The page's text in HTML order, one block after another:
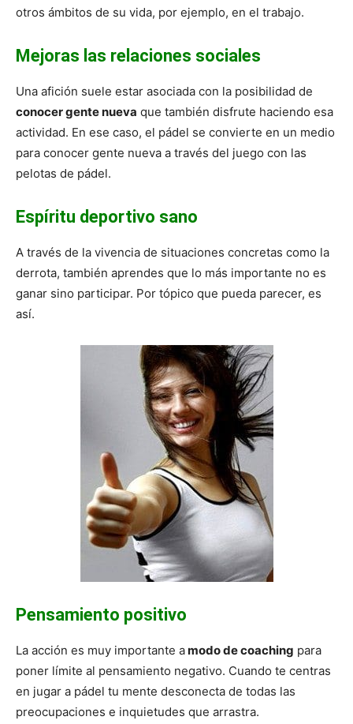
otros ámbitos de su vida, por ejemplo, en el trabajo.
Mejoras las relaciones sociales
Una afición suele estar asociada con la posibilidad de
conocer gente nueva que también disfrute haciendo esa
actividad. En ese caso, el pádel se convierte en un medio
para conocer gente nueva a través del juego con las
pelotas de pádel.
Espíritu deportivo sano
A través de la vivencia de situaciones concretas como la
derrota, también aprendes que lo más importante no es
ganar sino participar. Por tópico que pueda parecer, es
así.
Pensamiento positivo
La acción es muy importante amodo de coaching para
poner límite al pensamiento negativo. Cuando te centras
en jugar a pádel tu mente desconecta de todas las
preocupaciones e inquietudes que arrastra.